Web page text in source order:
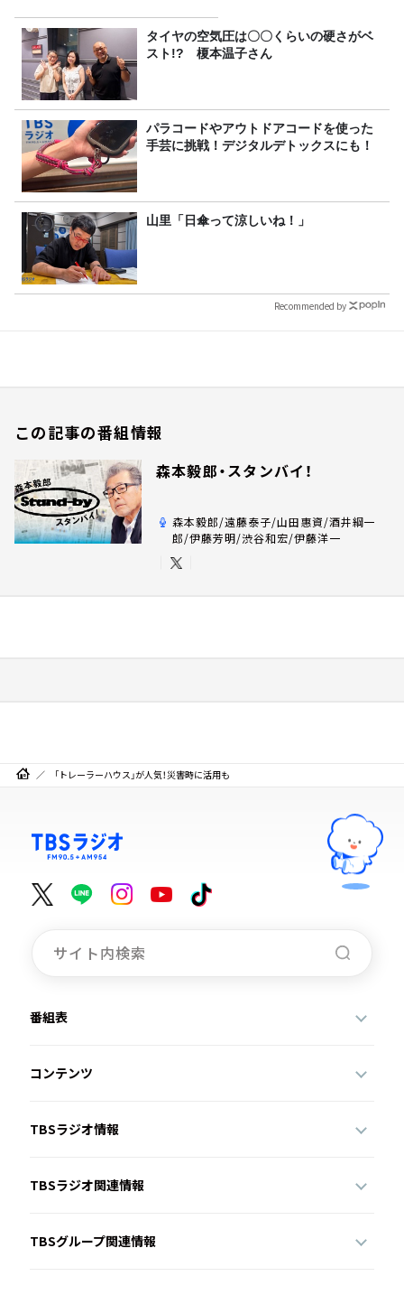
タイヤの空気圧は〇〇くらいの硬さがベ
スト!? 榎本温子さん
パラコードやアウトドアコードを使った
手芸に挑戦！デジタルデトックスにも！
山里「日傘って涼しいね！」
Recommended by
この記事の番組情報
森本毅郎・スタンバイ！
森本毅郎/遠藤泰子/山田惠資/酒井綱一
郎/伊藤芳明/渋谷和宏/伊藤洋一
「トレーラーハウス」が人気！災害時に活用も
番組表
コンテンツ
TBSラジオ情報
TBSラジオ関連情報
TBSグループ関連情報